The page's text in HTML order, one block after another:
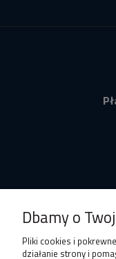
Dbamy o
Pliki cookies i
działanie strony i